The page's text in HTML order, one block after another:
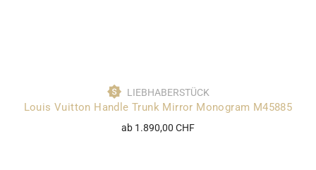
LIEBHABERSTÜCK
Louis Vuitton Handle Trunk Mirror Monogram M45885
ab 1.890,00 CHF